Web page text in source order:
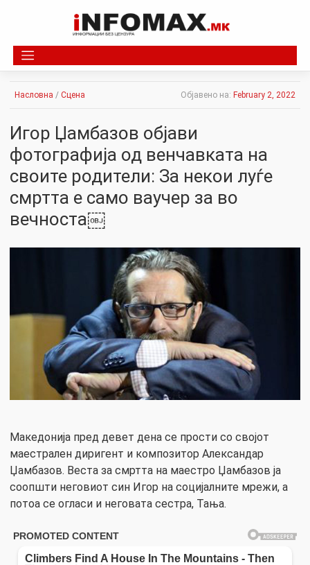
Насловна / Сцена Објавено на: February 2, 2022
Игор Џамбазов објави
фотографија од венчавката на
своите родители: За некои луѓе
смртта е само ваучер за во
вечноста￼
Македонија пред девет дена се прости со својот
маестрален диригент и композитор Александар
Џамбазов. Веста за смртта на маестро Џамбазов ја
соопшти неговиот син Игор на социјалните мрежи, а
потоа се огласи и неговата сестра, Тања.